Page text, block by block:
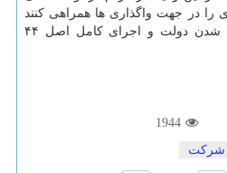
در جهت واگذاری ها همراهی كنند
تا هر چه زودتر شاهد كوچك شدن دولت و اجرای كامل اصل ۴۴
1944
شركت